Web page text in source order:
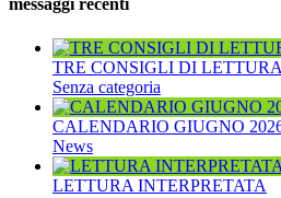
messaggi recenti
TRE CONSIGLI DI
Senza categoria
CALENDARIO GIUGNO
News
LETTURA INTERPRETATA